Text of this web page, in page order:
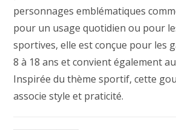
personnages emblématiques
pour un usage quotidien ou pour
sportives, elle est conçue pour les
8 à 18 ans et convient également
Inspirée du thème sportif, cette
associe style et praticité.